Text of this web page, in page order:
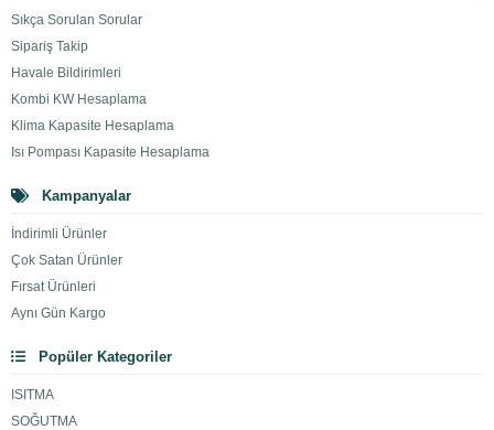
Sıkça Sorulan Sorular
Sipariş Takip
Havale Bildirimleri
Kombi KW Hesaplama
Klima Kapasite Hesaplama
Isı Pompası Kapasite Hesaplama
Kampanyalar
İndirimli Ürünler
Çok Satan Ürünler
Fırsat Ürünleri
Aynı Gün Kargo
Popüler Kategoriler
ISITMA
SOĞUTMA